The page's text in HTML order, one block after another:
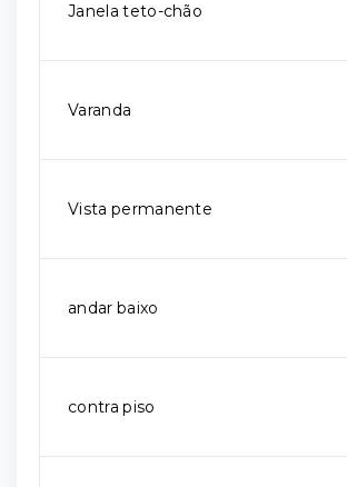
Janela teto-chão
Varanda
Vista permanente
andar baixo
contra piso